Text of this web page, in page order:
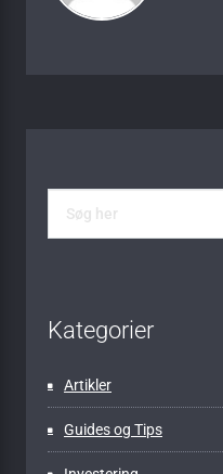
Kategorier
Artikler
Guides og Tips